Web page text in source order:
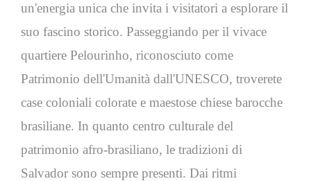
un'energia unica che invita i visitatori a esplorare il
suo fascino storico. Passeggiando per il vivace
quartiere Pelourinho, riconosciuto come
Patrimonio dell'Umanità dall'UNESCO, troverete
case coloniali colorate e maestose chiese barocche
brasiliane. In quanto centro culturale del
patrimonio afro-brasiliano, le tradizioni di
Salvador sono sempre presenti. Dai ritmi